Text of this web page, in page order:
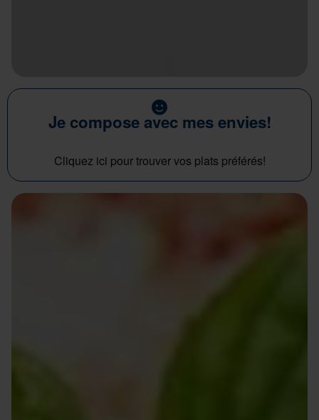
Je compose avec mes envies!
Cliquez ici pour trouver vos plats préférés!